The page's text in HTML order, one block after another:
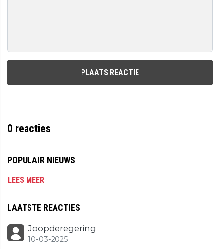
PLAATS REACTIE
0 reacties
POPULAIR NIEUWS
LEES MEER
LAATSTE REACTIES
Joopderegering
10-03-2025